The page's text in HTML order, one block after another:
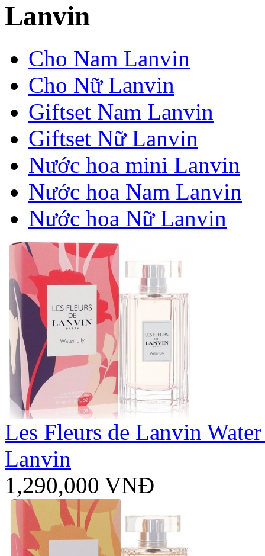
Lanvin
Cho Nam Lanvin
Cho Nữ Lanvin
Giftset Nam Lanvin
Giftset Nữ Lanvin
Nước hoa mini Lanvin
Nước hoa Nam Lanvin
Nước hoa Nữ Lanvin
Les Fleurs de Lanvin
Lanvin
1,290,000 VNĐ